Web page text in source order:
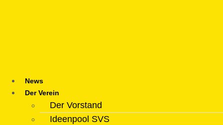
News
Der Verein
Der Vorstand
Ideenpool SVS